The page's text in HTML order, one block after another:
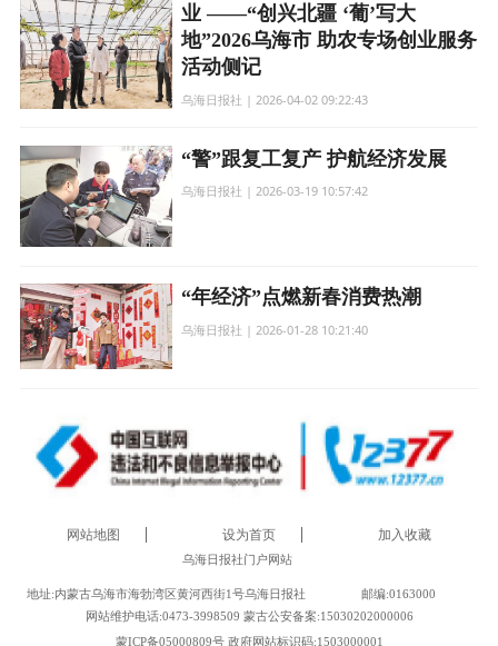
业 ——“创兴北疆 ‘葡’写大
地”2026乌海市 助农专场创业服务
活动侧记
乌海日报社 | 2026-04-02 09:22:43
“警”跟复工复产 护航经济发展
乌海日报社 | 2026-03-19 10:57:42
“年经济”点燃新春消费热潮
乌海日报社 | 2026-01-28 10:21:40
网站地图 设为首页 加入收藏
乌海日报社门户网站
地址:内蒙古乌海市海勃湾区黄河西街1号乌海日报社
邮编:0163000
网站维护电话:0473-3998509 蒙古公安备案:15030202000006
蒙ICP备05000809号 政府网站标识码:1503000001